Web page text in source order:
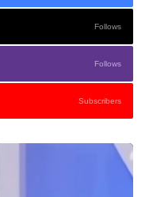
Follows
Follows
Subscribers